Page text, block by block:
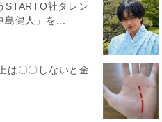
ルアバウトに入社後、SNSトレン
ライティングの経験を経て、の
ンバーに加入。現在は旅行・カル
編集を担当。東京都出身。居酒
...続きを読む
STARTO社タレン
健人」を...
は〇〇しないと金